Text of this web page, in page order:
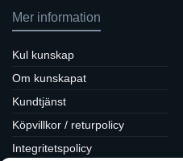
Mer information
Kul kunskap
Om kunskapat
Kundtjänst
Köpvillkor / returpolicy
Integritetspolicy